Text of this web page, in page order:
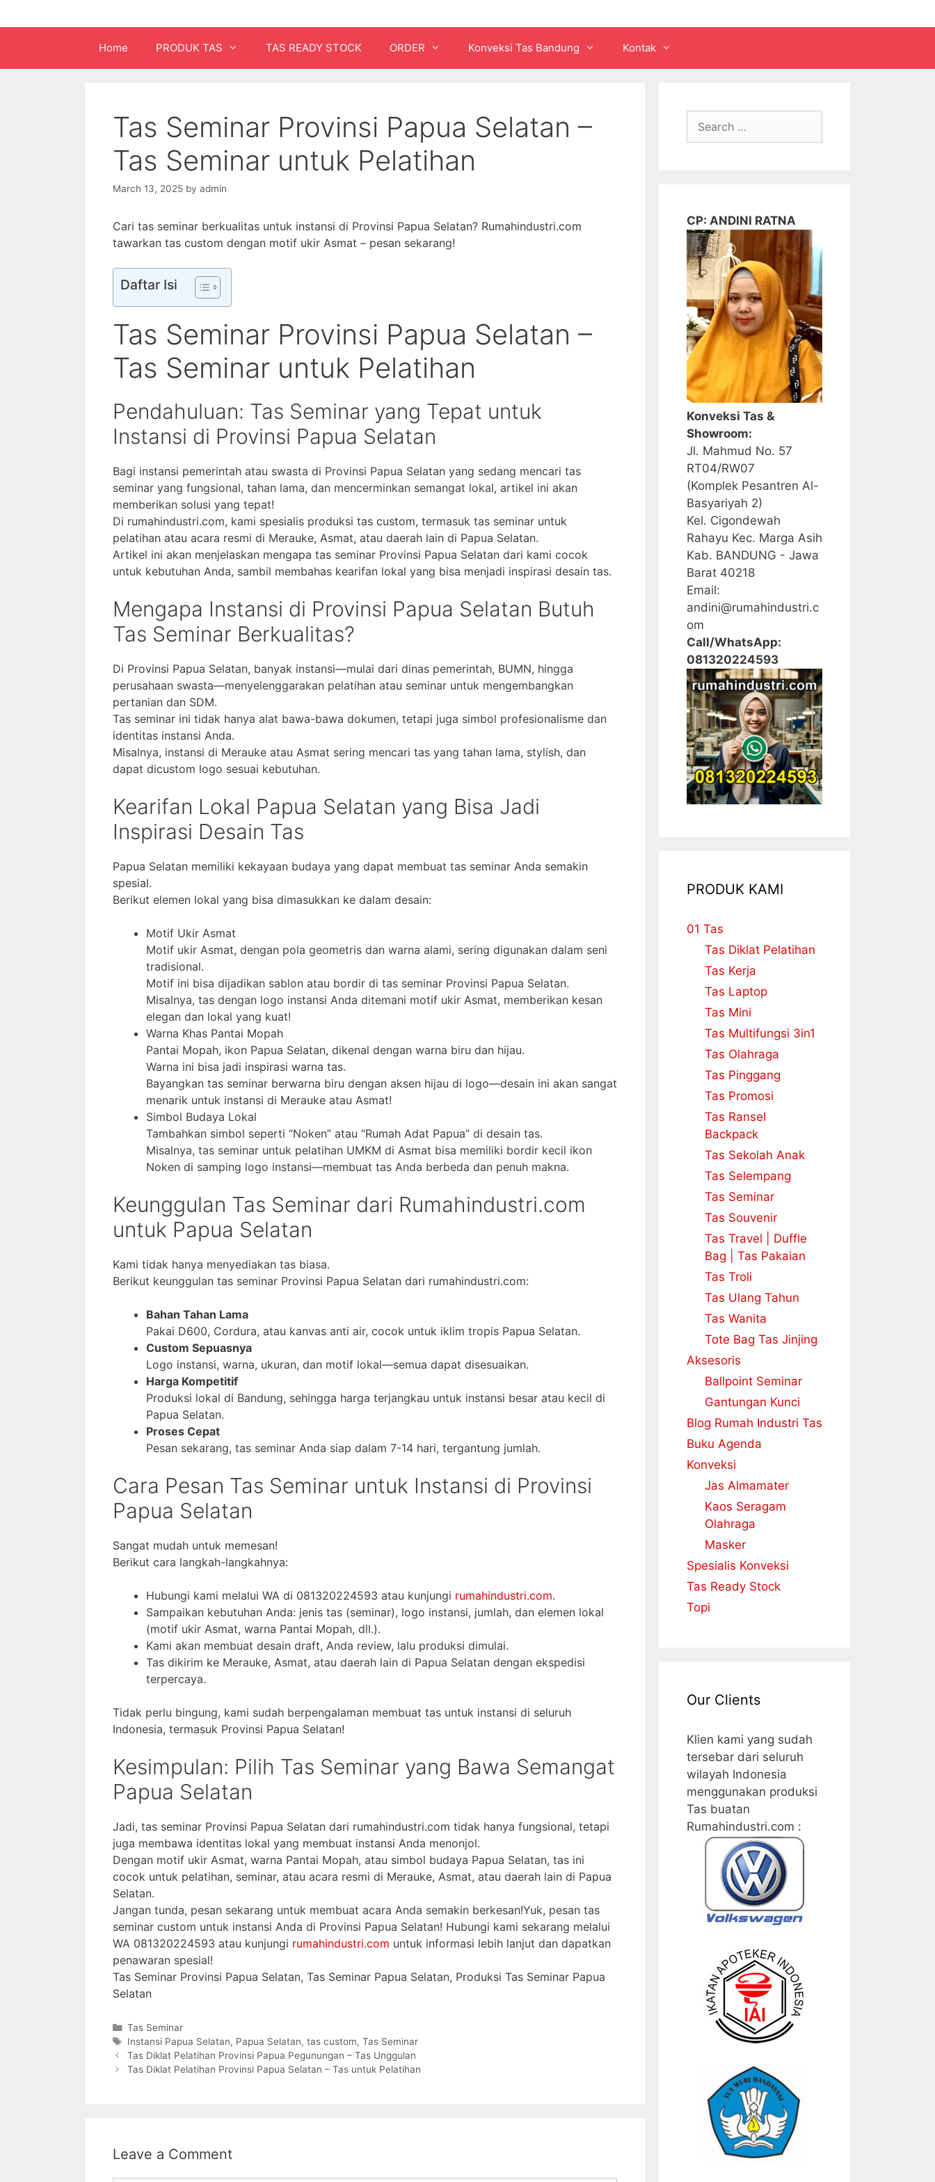
Home PRODUK TAS TAS READY STOCK ORDER Konveksi Tas Bandung Kontak
Tas Seminar Provinsi Papua Selatan –
Tas Seminar untuk Pelatihan
March 13, 2025 by admin
Cari tas seminar berkualitas untuk instansi di Provinsi Papua Selatan? Rumahindustri.com
tawarkan tas custom dengan motif ukir Asmat – pesan sekarang!
Daftar Isi
Tas Seminar Provinsi Papua Selatan –
Tas Seminar untuk Pelatihan
Pendahuluan: Tas Seminar yang Tepat untuk
Instansi di Provinsi Papua Selatan
Bagi instansi pemerintah atau swasta di Provinsi Papua Selatan yang sedang mencari tas
seminar yang fungsional, tahan lama, dan mencerminkan semangat lokal, artikel ini akan
memberikan solusi yang tepat!
Di rumahindustri.com, kami spesialis produksi tas custom, termasuk tas seminar untuk
pelatihan atau acara resmi di Merauke, Asmat, atau daerah lain di Papua Selatan.
Artikel ini akan menjelaskan mengapa tas seminar Provinsi Papua Selatan dari kami cocok
untuk kebutuhan Anda, sambil membahas kearifan lokal yang bisa menjadi inspirasi desain tas.
Mengapa Instansi di Provinsi Papua Selatan Butuh
Tas Seminar Berkualitas?
Di Provinsi Papua Selatan, banyak instansi—mulai dari dinas pemerintah, BUMN, hingga
perusahaan swasta—menyelenggarakan pelatihan atau seminar untuk mengembangkan
pertanian dan SDM.
Tas seminar ini tidak hanya alat bawa-bawa dokumen, tetapi juga simbol profesionalisme dan
identitas instansi Anda.
Misalnya, instansi di Merauke atau Asmat sering mencari tas yang tahan lama, stylish, dan
dapat dicustom logo sesuai kebutuhan.
Kearifan Lokal Papua Selatan yang Bisa Jadi
Inspirasi Desain Tas
Papua Selatan memiliki kekayaan budaya yang dapat membuat tas seminar Anda semakin
spesial.
Berikut elemen lokal yang bisa dimasukkan ke dalam desain:
Motif Ukir Asmat
Motif ukir Asmat, dengan pola geometris dan warna alami, sering digunakan dalam seni
tradisional.
Motif ini bisa dijadikan sablon atau bordir di tas seminar Provinsi Papua Selatan.
Misalnya, tas dengan logo instansi Anda ditemani motif ukir Asmat, memberikan kesan
elegan dan lokal yang kuat!
Warna Khas Pantai Mopah
Pantai Mopah, ikon Papua Selatan, dikenal dengan warna biru dan hijau.
Warna ini bisa jadi inspirasi warna tas.
Bayangkan tas seminar berwarna biru dengan aksen hijau di logo—desain ini akan sangat
menarik untuk instansi di Merauke atau Asmat!
Simbol Budaya Lokal
Tambahkan simbol seperti “Noken” atau “Rumah Adat Papua” di desain tas.
Misalnya, tas seminar untuk pelatihan UMKM di Asmat bisa memiliki bordir kecil ikon
Noken di samping logo instansi—membuat tas Anda berbeda dan penuh makna.
Keunggulan Tas Seminar dari Rumahindustri.com
untuk Papua Selatan
Kami tidak hanya menyediakan tas biasa.
Berikut keunggulan tas seminar Provinsi Papua Selatan dari rumahindustri.com:
Bahan Tahan Lama
Pakai D600, Cordura, atau kanvas anti air, cocok untuk iklim tropis Papua Selatan.
Custom Sepuasnya
Logo instansi, warna, ukuran, dan motif lokal—semua dapat disesuaikan.
Harga Kompetitif
Produksi lokal di Bandung, sehingga harga terjangkau untuk instansi besar atau kecil di
Papua Selatan.
Proses Cepat
Pesan sekarang, tas seminar Anda siap dalam 7-14 hari, tergantung jumlah.
Cara Pesan Tas Seminar untuk Instansi di Provinsi
Papua Selatan
Sangat mudah untuk memesan!
Berikut cara langkah-langkahnya:
Hubungi kami melalui WA di 081320224593 atau kunjungi rumahindustri.com.
Sampaikan kebutuhan Anda: jenis tas (seminar), logo instansi, jumlah, dan elemen lokal
(motif ukir Asmat, warna Pantai Mopah, dll.).
Kami akan membuat desain draft, Anda review, lalu produksi dimulai.
Tas dikirim ke Merauke, Asmat, atau daerah lain di Papua Selatan dengan ekspedisi
terpercaya.
Tidak perlu bingung, kami sudah berpengalaman membuat tas untuk instansi di seluruh
Indonesia, termasuk Provinsi Papua Selatan!
Kesimpulan: Pilih Tas Seminar yang Bawa Semangat
Papua Selatan
Jadi, tas seminar Provinsi Papua Selatan dari rumahindustri.com tidak hanya fungsional, tetapi
juga membawa identitas lokal yang membuat instansi Anda menonjol.
Dengan motif ukir Asmat, warna Pantai Mopah, atau simbol budaya Papua Selatan, tas ini
cocok untuk pelatihan, seminar, atau acara resmi di Merauke, Asmat, atau daerah lain di Papua
Selatan.
Jangan tunda, pesan sekarang untuk membuat acara Anda semakin berkesan!Yuk, pesan tas
seminar custom untuk instansi Anda di Provinsi Papua Selatan! Hubungi kami sekarang melalui
WA 081320224593 atau kunjungi rumahindustri.com untuk informasi lebih lanjut dan dapatkan
penawaran spesial!
Tas Seminar Provinsi Papua Selatan, Tas Seminar Papua Selatan, Produksi Tas Seminar Papua
Selatan
Categories
Tas Seminar
Tags
Instansi Papua Selatan, Papua Selatan,tas custom,Tas Seminar
Tas Diklat Pelatihan Provinsi Papua Pegunungan – Tas Unggulan
Tas Diklat Pelatihan Provinsi Papua Selatan – Tas untuk Pelatihan
Leave a Comment
for:
CP: ANDINI RATNA
Konveksi Tas &
Showroom:
Jl. Mahmud No. 57
RT04/RW07
(Komplek Pesantren Al-
Basyariyah 2)
Kel. Cigondewah
Rahayu Kec. Marga Asih
Kab. BANDUNG - Jawa
Barat 40218
Email:
andini@rumahindustri.c
om
Call/WhatsApp:
081320224593
PRODUK KAMI
01 Tas
Tas Diklat Pelatihan
Tas Kerja
Tas Laptop
Tas Mini
Tas Multifungsi 3in1
Tas Olahraga
Tas Pinggang
Tas Promosi
Tas Ransel
Backpack
Tas Sekolah Anak
Tas Selempang
Tas Seminar
Tas Souvenir
Tas Travel | Duffle
Bag | Tas Pakaian
Tas Troli
Tas Ulang Tahun
Tas Wanita
Tote Bag Tas Jinjing
Aksesoris
Ballpoint Seminar
Gantungan Kunci
Blog Rumah Industri Tas
Buku Agenda
Konveksi
Jas Almamater
Kaos Seragam
Olahraga
Masker
Spesialis Konveksi
Tas Ready Stock
Topi
Our Clients
Klien kami yang sudah
tersebar dari seluruh
wilayah Indonesia
menggunakan produksi
Tas buatan
Rumahindustri.com :